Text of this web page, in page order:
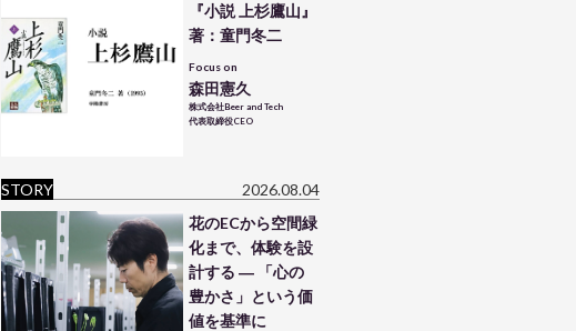
『小説 上杉鷹山』
著：童門冬二
Focus on
森田憲久
株式会社Beer and Tech
代表取締役CEO
STORY
2026.08.04
花のECから空間緑
化まで、体験を設
計する ― 「心の
豊かさ」という価
値を基準に